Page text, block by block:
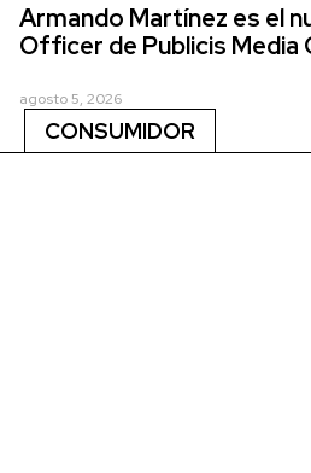
Armando Martínez es el
Officer de Publicis Media
agosto 5, 2026
CONSUMIDOR